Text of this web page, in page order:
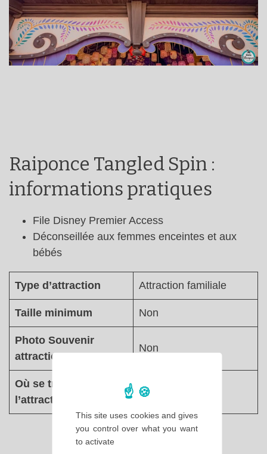
Raiponce Tangled Spin :
informations pratiques
File Disney Premier Access
Déconseillée aux femmes enceintes et aux
bébés
Type d’attraction Attraction familiale
Taille minimum Non
Photo Souvenir
attraction
Non
Où se trouve
l’attraction ?
Adventure Way
This site uses cookies and gives
you control over what you want
to activate